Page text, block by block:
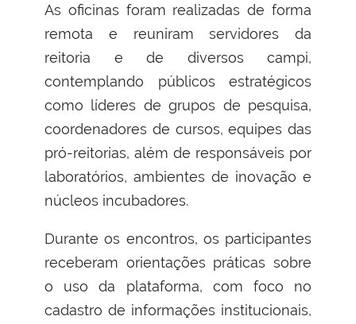
As oficinas foram realizadas de forma
remota e reuniram servidores da
reitoria e de diversos campi,
contemplando públicos estratégicos
como líderes de grupos de pesquisa,
coordenadores de cursos, equipes das
pró-reitorias, além de responsáveis por
laboratórios, ambientes de inovação e
núcleos incubadores.
Durante os encontros, os participantes
receberam orientações práticas sobre
o uso da plataforma, com foco no
cadastro de informações institucionais,